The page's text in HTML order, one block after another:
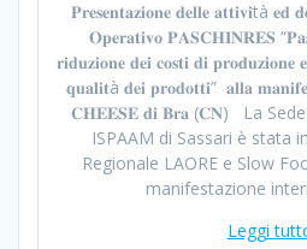
𝐏𝐫𝐞𝐬𝐞𝐧𝐭𝐚𝐳𝐢𝐨𝐧𝐞 𝐝𝐞𝐥𝐥𝐞 𝐚𝐭𝐭𝐢𝐯𝐢tà 𝐞𝐝
𝐎𝐩𝐞𝐫𝐚𝐭𝐢𝐯𝐨 𝐏𝐀𝐒𝐂𝐇𝐈𝐍𝐑𝐄𝐒
𝐫𝐢𝐝𝐮𝐳𝐢𝐨𝐧𝐞 𝐝𝐞𝐢 𝐜𝐨𝐬𝐭𝐢 𝐝𝐢 𝐩𝐫𝐨𝐝𝐮𝐳𝐢𝐨𝐧𝐞
𝐪𝐮𝐚𝐥𝐢𝐭à 𝐝𝐞𝐢 𝐩𝐫𝐨𝐝𝐨𝐭𝐭𝐢” 𝐚𝐥𝐥𝐚
𝐂𝐇𝐄𝐄𝐒𝐄 𝐝𝐢 𝐁𝐫𝐚 (𝐂𝐍) La Sede
ISPAAM di Sassari è stata
Regionale LAORE e Slow
manifestazione
Leggi